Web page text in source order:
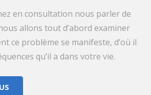
en consultation nous parler de
allons tout d’abord examiner
ce problème se manifeste, d’où il
qu’il a dans votre vie.